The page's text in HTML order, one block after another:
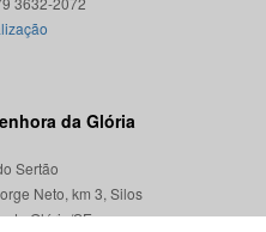
da Glória
Sertão
Neto, km 3, Silos
da Glória/SE